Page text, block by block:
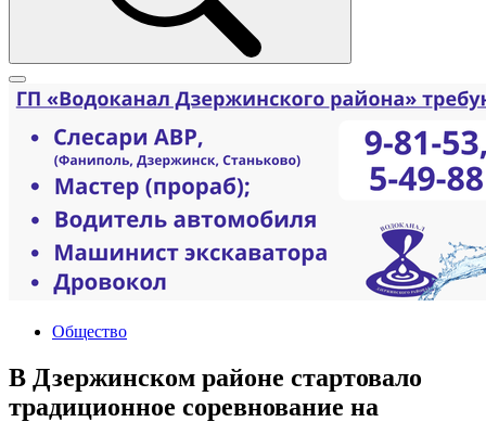
Общество
В Дзержинском районе стартовало
традиционное соревнование на